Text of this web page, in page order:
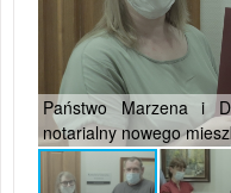
Państwo Marzena i
notarialny nowego